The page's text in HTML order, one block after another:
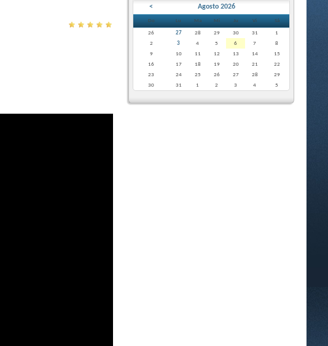
< Agosto 2026
Do Lu Ma Mi Ju Vi Sá
26 27 28 29 30 31
1
2
3 4 5 6 7
8
9
10 11 12 13 14
15
16
17 18 19 20 21
22
23
24 25 26 27 28
29
30
31 1 2 3 4 5